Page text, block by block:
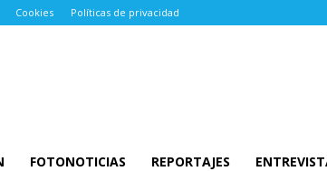
Cookies Políticas de privacidad
FOTONOTICIAS REPORTAJES